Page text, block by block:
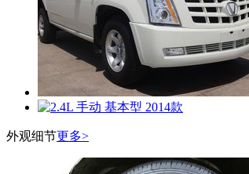
外观细节更多>